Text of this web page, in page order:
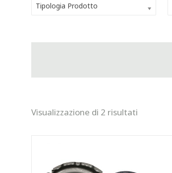
Tipologia Prodotto
Visualizzazione di 2 risultati